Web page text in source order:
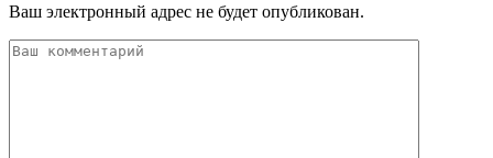
Ваш электронный адрес не будет опубликован.